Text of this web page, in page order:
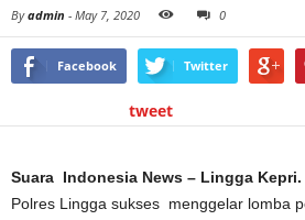
Byadmin - May 7, 2020 0
Facebook Twitter
tweet
Suara Indonesia News – Lingga Kepri.
Polres Lingga sukses menggelar lomba